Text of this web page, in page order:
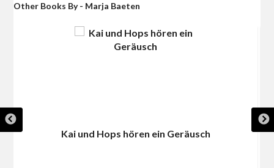
Other Books By - Marja Baeten
Kai und Hops hören ein Geräusch